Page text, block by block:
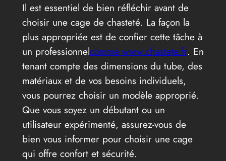
Il est essentiel de bien réfléchir avant de
choisir une cage de chasteté. La façon la
plus appropriée est de confier cette tâche à
un professionnelcomme www.chastete.fr. En
tenant compte des dimensions du tube, des
matériaux et de vos besoins individuels,
vous pourrez choisir un modèle approprié.
Que vous soyez un débutant ou un
utilisateur expérimenté, assurez-vous de
bien vous informer pour choisir une cage
qui offre confort et sécurité.